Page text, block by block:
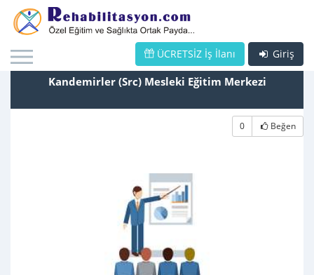
Giriş
ÜCRETSİZ İş İlanı
Kandemirler (Src) Mesleki Eğitim Merkezi
0 Beğen